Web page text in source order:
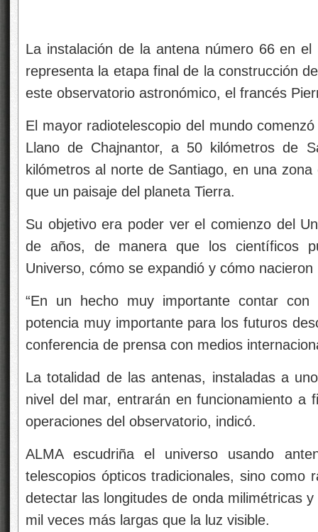
La instalación de la antena número 66 en
representa la etapa final de la construcción
este observatorio astronómico, el francés
El mayor radiotelescopio del mundo
Llano de Chajnantor, a 50 kilómetros de
kilómetros al norte de Santiago, en una
que un paisaje del planeta Tierra.
Su objetivo era poder ver el comienzo del
de años, de manera que los científicos
Universo, cómo se expandió y cómo
“En un hecho muy importante contar
potencia muy importante para los futuros
conferencia de prensa con medios
La totalidad de las antenas, instaladas a
nivel del mar, entrarán en funcionamiento a
operaciones del observatorio, indicó.
ALMA escudriña el universo usando
telescopios ópticos tradicionales, sino como
detectar las longitudes de onda milimétricas
mil veces más largas que la luz visible.